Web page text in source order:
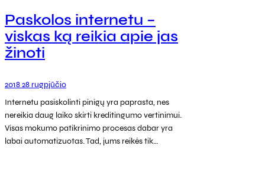
Paskolos internetu –
viskas ką reikia apie jas
žinoti
2018 28 rugpjūčio
Internetu pasiskolinti pinigų yra paprasta, nes
nereikia daug laiko skirti kreditingumo vertinimui.
Visas mokumo patikrinimo procesas dabar yra
labai automatizuotas. Tad, jums reikės tik…